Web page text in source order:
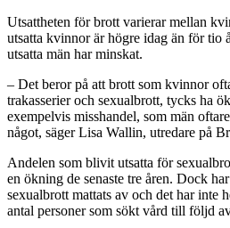
Utsattheten för brott varierar mellan
utsatta kvinnor är högre idag än för tio
utsatta män har minskat.
– Det beror på att brott som kvinnor
trakasserier och sexualbrott, tycks ha
exempelvis misshandel, som män
något, säger Lisa Wallin, utredare på
Andelen som blivit utsatta för
en ökning de senaste tre åren. Dock
sexualbrott mattats av och det har inte
antal personer som sökt vård till följd